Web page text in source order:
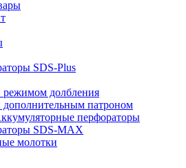
SDS-Plus
режимом долбления
патроном
перфораторы
SDS-MAX
молотки